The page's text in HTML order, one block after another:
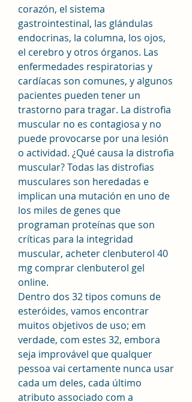
corazón, el sistema
gastrointestinal, las glándulas
endocrinas, la columna, los ojos,
el cerebro y otros órganos. Las
enfermedades respiratorias y
cardíacas son comunes, y algunos
pacientes pueden tener un
trastorno para tragar. La distrofia
muscular no es contagiosa y no
puede provocarse por una lesión
o actividad. ¿Qué causa la distrofia
muscular? Todas las distrofias
musculares son heredadas e
implican una mutación en uno de
los miles de genes que
programan proteínas que son
críticas para la integridad
muscular, acheter clenbuterol 40
mg comprar clenbuterol gel
online.
Dentro dos 32 tipos comuns de
esteróides, vamos encontrar
muitos objetivos de uso; em
verdade, com estes 32, embora
seja improvável que qualquer
pessoa vai certamente nunca usar
cada um deles, cada último
atributo associado com a